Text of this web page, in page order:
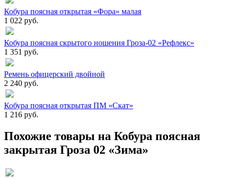
Кобура поясная открытая «Фора» малая
1 022 руб.
Кобура поясная скрытого ношения Гроза-02 «Рефлекс»
1 351 руб.
Ремень офицерский двойной
2 240 руб.
Кобура поясная открытая ПМ «Скат»
1 216 руб.
Похожие товары на Кобура поясная
закрытая Гроза 02 «Зима»